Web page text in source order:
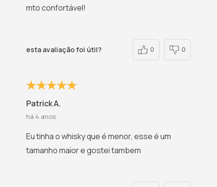
mto confortável!
esta avaliação foi útil? 0 0
Patrick A.
há 4 anos
Eu tinha o whisky que é menor, esse é um
tamanho maior e gostei tambem